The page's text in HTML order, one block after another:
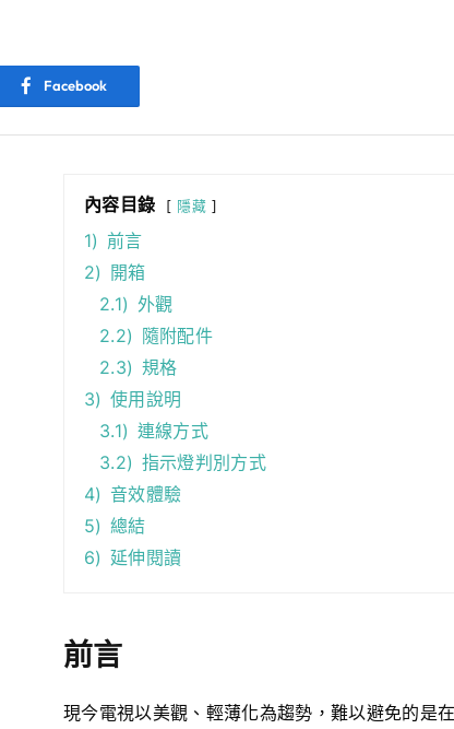
Facebook
內容目錄 隱藏
1) 前言
2) 開箱
2.1) 外觀
2.2) 隨附配件
2.3) 規格
3) 使用說明
3.1) 連線方式
3.2) 指示燈判別方式
4) 音效體驗
5) 總結
6) 延伸閱讀
前言
現今電視以美觀、輕薄化為趨勢，難以避免的是